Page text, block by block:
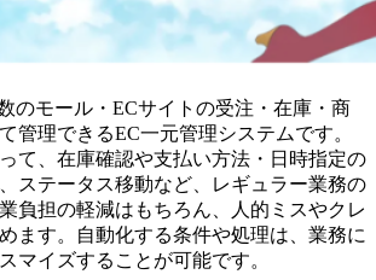
のモール・ECサイトの受注・在庫・商
管理できるEC一元管理システムです。
て、在庫確認や支払い方法・日時指定の
ステータス移動など、レギュラー業務の
負担の軽減はもちろん、人的ミスやクレ
ます。自動化する条件や処理は、業務に
マイズすることが可能です。